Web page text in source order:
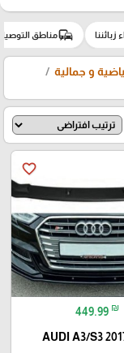
زبائننا commuteمناطق
و جمالية
favorite_border
449.99 ₪
AUDI A3/S3